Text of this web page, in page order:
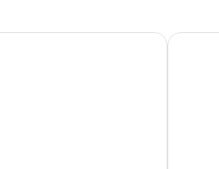
แกรนด์